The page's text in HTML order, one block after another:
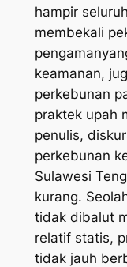
hampir
membekali
keamanan,
perkebunan
praktek upah
penulis,
perkebunan
Sulawesi
kurang.
tidak dibalut
relatif statis,
tidak jauh